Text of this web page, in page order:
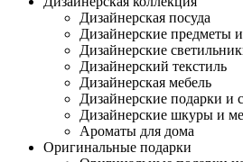
Дизайнерская посуда
Дизайнерские предметы
Дизайнерские
Дизайнерский текстиль
Дизайнерская мебель
Дизайнерские подарки и
Дизайнерские шкуры и
Ароматы для дома
Оригинальные подарки